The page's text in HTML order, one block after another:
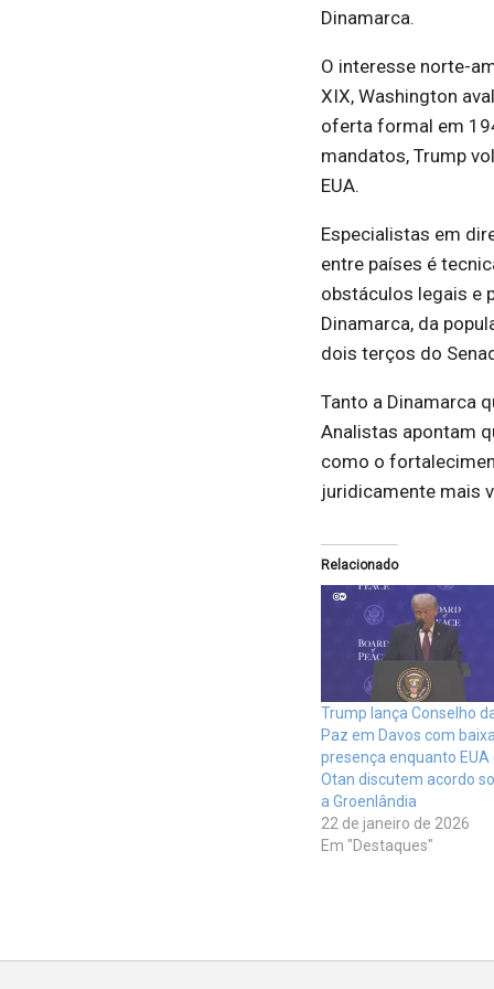
Dinamarca.
O interesse norte-
XIX, Washington
oferta formal em
mandatos, Trump
EUA.
Especialistas em
entre países é
obstáculos legais e
Dinamarca, da
dois terços do
Tanto a Dinamarca
Analistas apontam
como o
juridicamente mais
Relacionado
Trump lança Conselho
Paz em Davos com
presença enquanto EUA
Otan discutem acordo
a Groenlândia
22 de janeiro de 2026
Em "Destaques"